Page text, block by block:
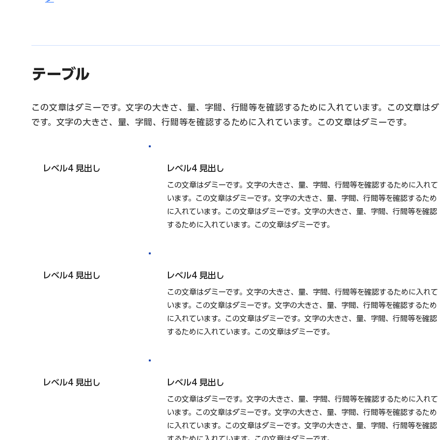
テーブル
この文章はダミーです。文字の大きさ、量、字間、行間等を確認するために入れています。この文章は
です。文字の大きさ、量、字間、行間等を確認するために入れています。この文章はダミーです。
レベル4 見出し レベル4 見出し
この文章はダミーです。文字の大きさ、量、字間、行間等を確認するために入れて
います。この文章はダミーです。文字の大きさ、量、字間、行間等を確認するため
に入れています。この文章はダミーです。文字の大きさ、量、字間、行間等を確認
するために入れています。この文章はダミーです。
レベル4 見出し レベル4 見出し
この文章はダミーです。文字の大きさ、量、字間、行間等を確認するために入れて
います。この文章はダミーです。文字の大きさ、量、字間、行間等を確認するため
に入れています。この文章はダミーです。文字の大きさ、量、字間、行間等を確認
するために入れています。この文章はダミーです。
レベル4 見出し レベル4 見出し
この文章はダミーです。文字の大きさ、量、字間、行間等を確認するために入れて
います。この文章はダミーです。文字の大きさ、量、字間、行間等を確認するため
に入れています。この文章はダミーです。文字の大きさ、量、字間、行間等を確認